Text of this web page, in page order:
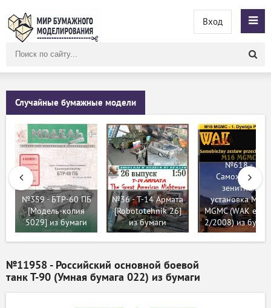
сайту
Вход
Случайные бумажные модели
№359 - БТР-60 ПБ
[Модель-копия
5029] из бумаги
№36 - T-14 Армата
[Robototehnik 26]
из бумаги
№618 -
Самоходная
зенитная
установка M16
MGMC (WAK
2/2008) из
№11958 - Российский основной боевой
танк Т-90 (Умная бумага 022) из бумаги